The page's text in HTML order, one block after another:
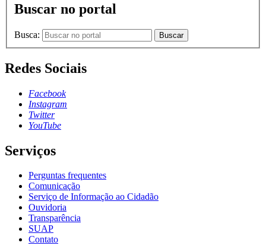
Buscar no portal
Busca: Buscar
Redes Sociais
Facebook
Instagram
Twitter
YouTube
Serviços
Perguntas frequentes
Comunicação
Serviço de Informação ao Cidadão
Ouvidoria
Transparência
SUAP
Contato